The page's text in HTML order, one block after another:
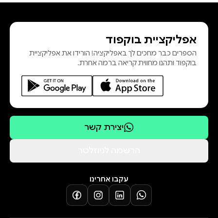
לילדי הפליטים. פרסומיו כוללים עשרה
ספרים ומאמרים רבים בתחום החינוך
ההומניסטי, הפדגוגיה האקטיביסטית
והקיימות האקו-הומניסטית. על
תרומתו לחקר החינוך ועל יוזמותיו
החברתיות ז
אפליקציית בוקפוד
הספרים כבר מחכים לך באפליקציה! הורידו את אפליקציית
בוקפוד ותהנו מחווית קריאה ברמה אחרת.
יצירת קשר
עקבו אחרינו